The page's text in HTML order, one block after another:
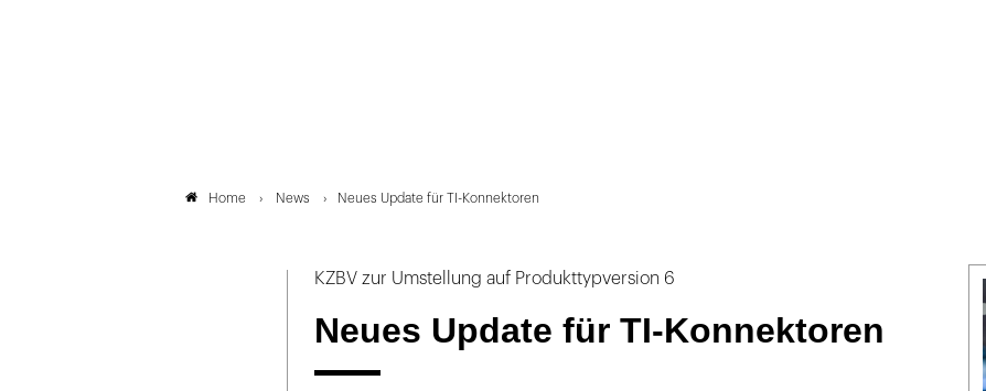
Home News Neues Update für TI-Konnektoren
KZBV zur Umstellung auf Produkttypversion 6
Neues Update für TI-Konnektoren